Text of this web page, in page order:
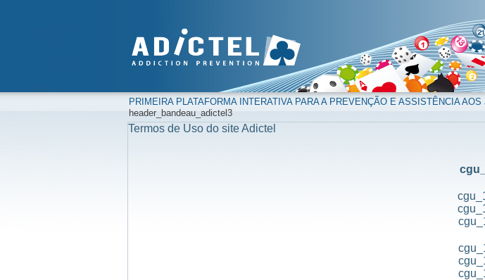
PRIMEIRA PLATAFORMA INTERATIVA PARA A PREVENÇÃO E ASSISTÊNCIA
header_bandeau_adictel3
Termos de Uso do site Adictel